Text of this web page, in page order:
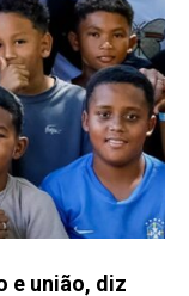
e união, diz